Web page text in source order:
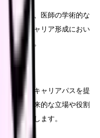
ることで、医師の学術的な
医師のキャリア形成におい
なります。
、明確なキャリアパスを提
おける将来的な立場や役割
ンを共有します。